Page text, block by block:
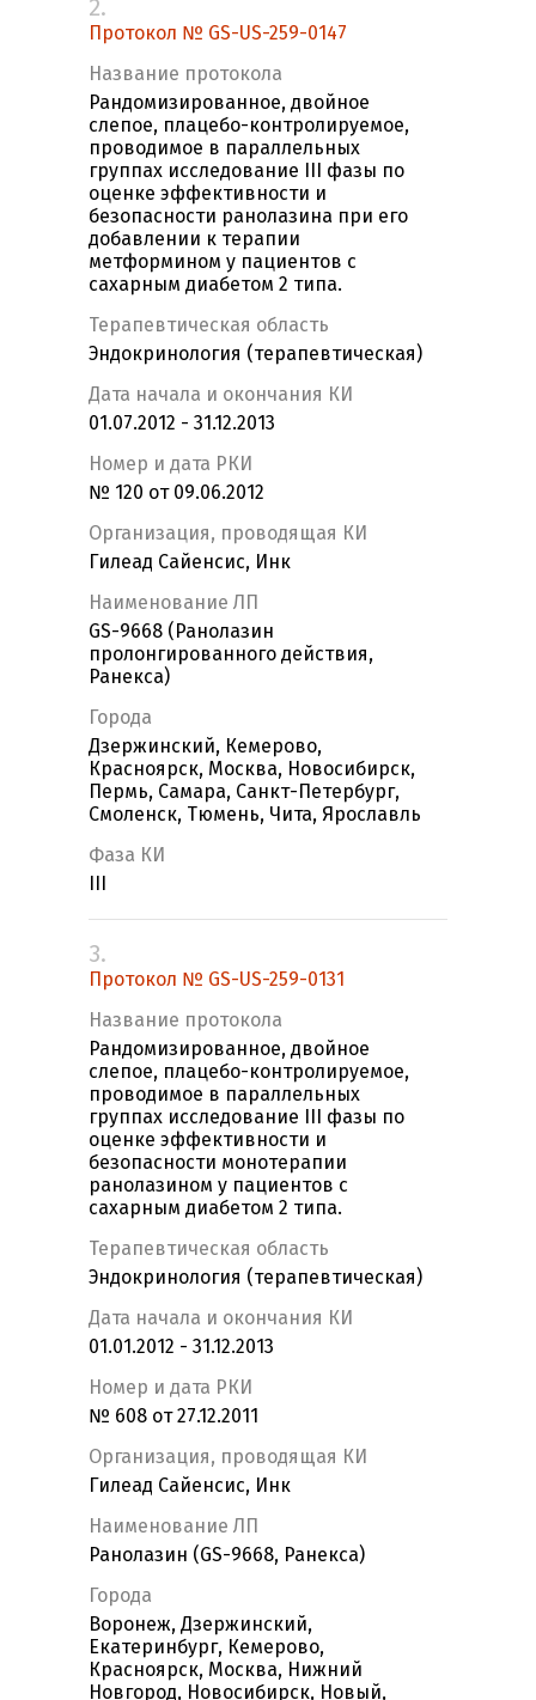
2.
Протокол № GS-US-259-0147
Название протокола
Рандомизированное, двойное
слепое, плацебо-контролируемое,
проводимое в параллельных
группах исследование III фазы по
оценке эффективности и
безопасности ранолазина при его
добавлении к терапии
метформином у пациентов с
сахарным диабетом 2 типа.
Терапевтическая область
Эндокринология (терапевтическая)
Дата начала и окончания КИ
01.07.2012 - 31.12.2013
Номер и дата РКИ
№ 120 от 09.06.2012
Организация, проводящая КИ
Гилеад Сайенсис, Инк
Наименование ЛП
GS-9668 (Ранолазин
пролонгированного действия,
Ранекса)
Города
Дзержинский, Кемерово,
Красноярск, Москва, Новосибирск,
Пермь, Самара, Санкт-Петербург,
Смоленск, Тюмень, Чита, Ярославль
Фаза КИ
3.
Протокол № GS-US-259-0131
Название протокола
Рандомизированное, двойное
слепое, плацебо-контролируемое,
проводимое в параллельных
группах исследование III фазы по
оценке эффективности и
безопасности монотерапии
ранолазином у пациентов с
сахарным диабетом 2 типа.
Терапевтическая область
Эндокринология (терапевтическая)
Дата начала и окончания КИ
01.01.2012 - 31.12.2013
Номер и дата РКИ
№ 608 от 27.12.2011
Организация, проводящая КИ
Гилеад Сайенсис, Инк
Наименование ЛП
Ранолазин (GS-9668, Ранекса)
Города
Воронеж, Дзержинский,
Екатеринбург, Кемерово,
Красноярск, Москва, Нижний
Новгород, Новосибирск, Новый,